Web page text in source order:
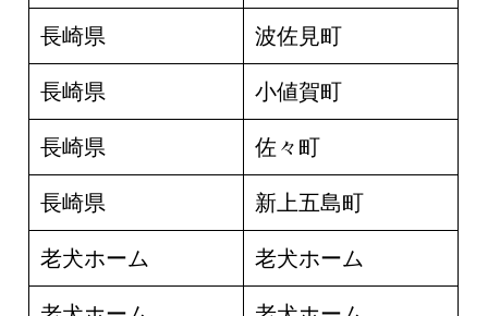
長崎県 波佐見町
長崎県 小値賀町
長崎県 佐々町
長崎県 新上五島町
老犬ホーム 老犬ホーム